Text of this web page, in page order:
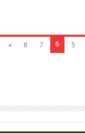
دهیم؟
5
6
7
8
»